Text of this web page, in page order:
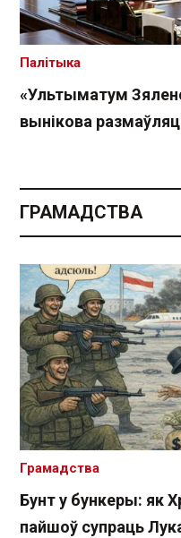
«Ультыматум
вынікова
Палітыка
ГРАМАДСТВА
Бунт у бункеры: як
пайшоў супраць
Грамадства